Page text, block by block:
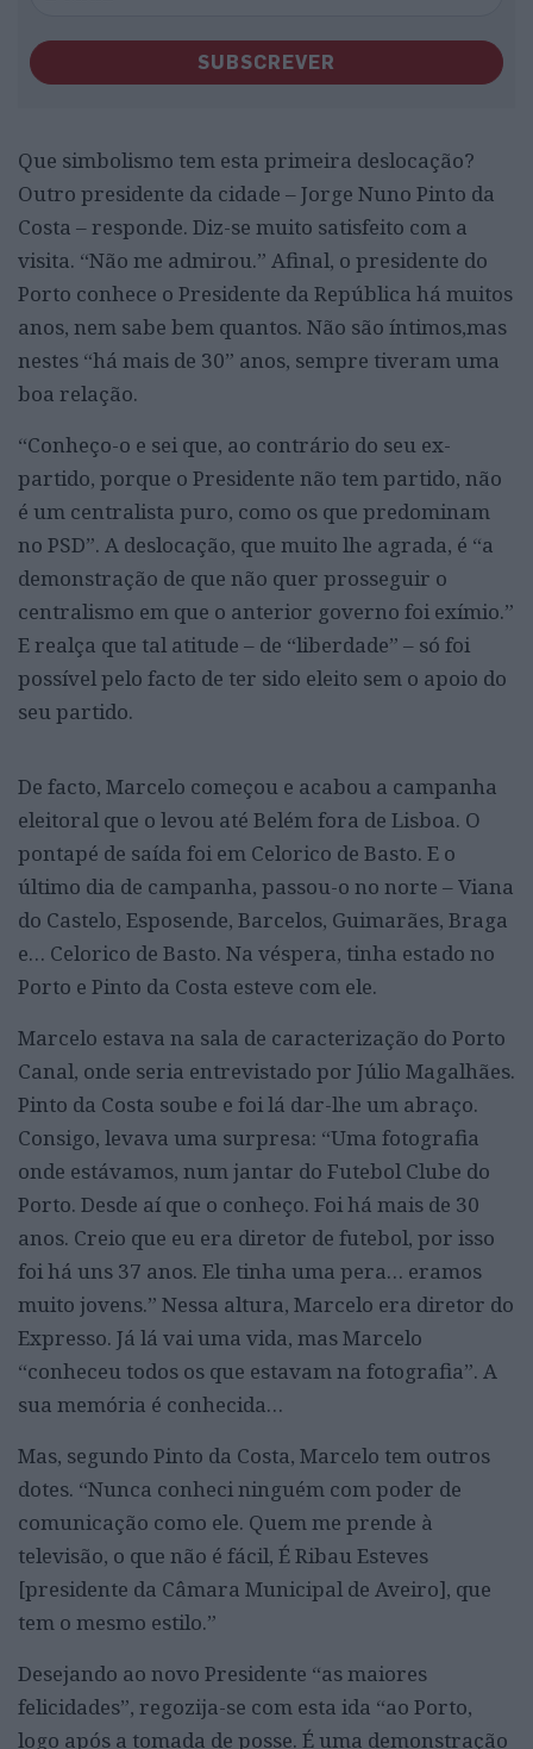
SUBSCREVER
Que simbolismo tem esta primeira deslocação?
Outro presidente da cidade – Jorge Nuno Pinto da
Costa – responde. Diz-se muito satisfeito com a
visita. “Não me admirou.” Afinal, o presidente do
Porto conhece o Presidente da República há muitos
anos, nem sabe bem quantos. Não são íntimos,mas
nestes “há mais de 30” anos, sempre tiveram uma
boa relação.
“Conheço-o e sei que, ao contrário do seu ex-
partido, porque o Presidente não tem partido, não
é um centralista puro, como os que predominam
no PSD”. A deslocação, que muito lhe agrada, é “a
demonstração de que não quer prosseguir o
centralismo em que o anterior governo foi exímio.”
E realça que tal atitude – de “liberdade” – só foi
possível pelo facto de ter sido eleito sem o apoio do
seu partido.
De facto, Marcelo começou e acabou a campanha
eleitoral que o levou até Belém fora de Lisboa. O
pontapé de saída foi em Celorico de Basto. E o
último dia de campanha, passou-o no norte – Viana
do Castelo, Esposende, Barcelos, Guimarães, Braga
e… Celorico de Basto. Na véspera, tinha estado no
Porto e Pinto da Costa esteve com ele.
Marcelo estava na sala de caracterização do Porto
Canal, onde seria entrevistado por Júlio Magalhães.
Pinto da Costa soube e foi lá dar-lhe um abraço.
Consigo, levava uma surpresa: “Uma fotografia
onde estávamos, num jantar do Futebol Clube do
Porto. Desde aí que o conheço. Foi há mais de 30
anos. Creio que eu era diretor de futebol, por isso
foi há uns 37 anos. Ele tinha uma pera… eramos
muito jovens.” Nessa altura, Marcelo era diretor do
Expresso. Já lá vai uma vida, mas Marcelo
“conheceu todos os que estavam na fotografia”. A
sua memória é conhecida…
Mas, segundo Pinto da Costa, Marcelo tem outros
dotes. “Nunca conheci ninguém com poder de
comunicação como ele. Quem me prende à
televisão, o que não é fácil, É Ribau Esteves
[presidente da Câmara Municipal de Aveiro], que
tem o mesmo estilo.”
Desejando ao novo Presidente “as maiores
felicidades”, regozija-se com esta ida “ao Porto,
logo após a tomada de posse. É uma demonstração